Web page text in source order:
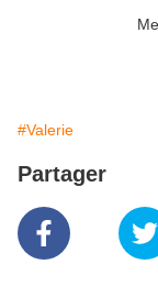
#Valerie
Partager